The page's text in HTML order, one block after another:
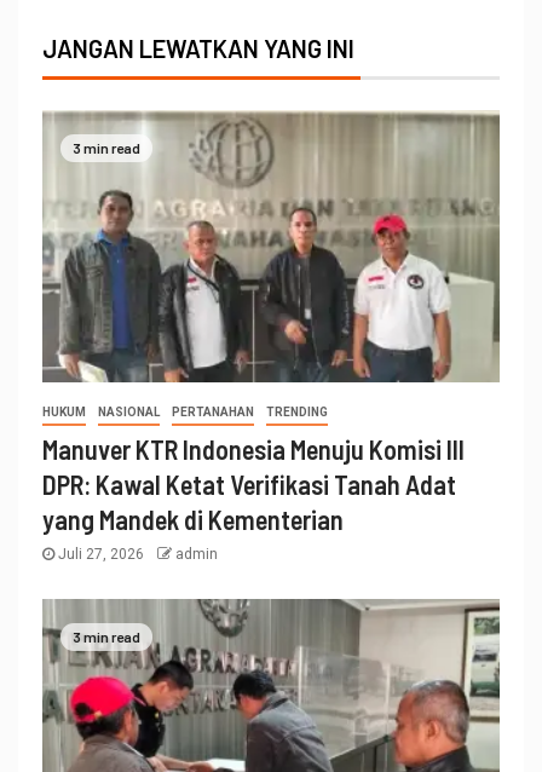
JANGAN LEWATKAN YANG INI
3 min read
HUKUM NASIONAL PERTANAHAN TRENDING
Manuver KTR Indonesia Menuju Komisi III
DPR: Kawal Ketat Verifikasi Tanah Adat
yang Mandek di Kementerian
Juli 27, 2026 admin
3 min read